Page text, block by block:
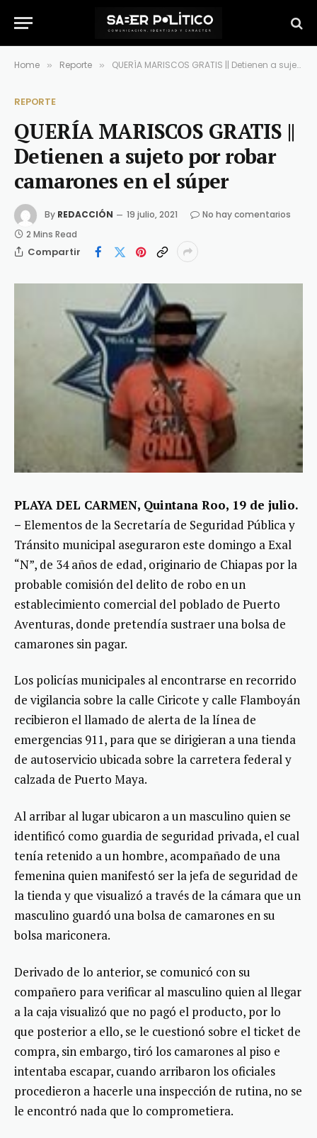
Home » Reporte » QUERÍA MARISCOS GRATIS || Detienen a sujeto por robar camarones en el súper
REPORTE
QUERÍA MARISCOS GRATIS ||
Detienen a sujeto por robar
camarones en el súper
By REDACCIÓN 19 julio, 2021
No hay comentarios
2 Mins Read
Compartir
PLAYA DEL CARMEN, Quintana Roo, 19 de julio.
– Elementos de la Secretaría de Seguridad Pública y
Tránsito municipal aseguraron este domingo a Exal
“N”, de 34 años de edad, originario de Chiapas por la
probable comisión del delito de robo en un
establecimiento comercial del poblado de Puerto
Aventuras, donde pretendía sustraer una bolsa de
camarones sin pagar.
Los policías municipales al encontrarse en recorrido
de vigilancia sobre la calle Ciricote y calle Flamboyán
recibieron el llamado de alerta de la línea de
emergencias 911, para que se dirigieran a una tienda
de autoservicio ubicada sobre la carretera federal y
calzada de Puerto Maya.
Al arribar al lugar ubicaron a un masculino quien se
identificó como guardia de seguridad privada, el cual
tenía retenido a un hombre, acompañado de una
femenina quien manifestó ser la jefa de seguridad de
la tienda y que visualizó a través de la cámara que un
masculino guardó una bolsa de camarones en su
bolsa mariconera.
Derivado de lo anterior, se comunicó con su
compañero para verificar al masculino quien al llegar
a la caja visualizó que no pagó el producto, por lo
que posterior a ello, se le cuestionó sobre el ticket de
compra, sin embargo, tiró los camarones al piso e
intentaba escapar, cuando arribaron los oficiales
procedieron a hacerle una inspección de rutina, no se
le encontró nada que lo comprometiera.